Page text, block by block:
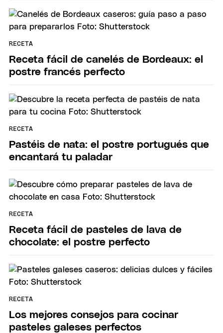
RECETA
Receta fácil de canelés de Bordeaux: el
postre francés perfecto
RECETA
Pastéis de nata: el postre portugués que
encantará tu paladar
RECETA
Receta fácil de pasteles de lava de
chocolate: el postre perfecto
RECETA
Los mejores consejos para cocinar
pasteles galeses perfectos